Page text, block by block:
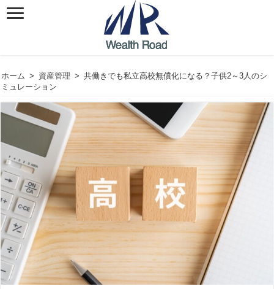
ホーム > 資産管理 > 共働きでも私立高校無償化になる？子供2～3人のシ
ミュレーション